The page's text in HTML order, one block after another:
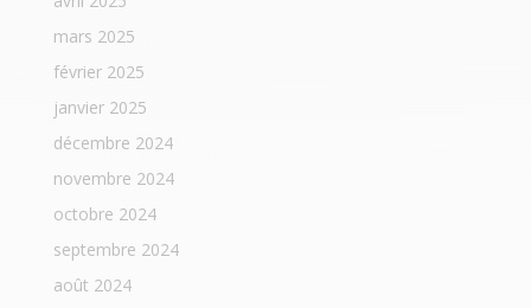
mars 2025
février 2025
janvier 2025
décembre 2024
novembre 2024
octobre 2024
septembre 2024
août 2024